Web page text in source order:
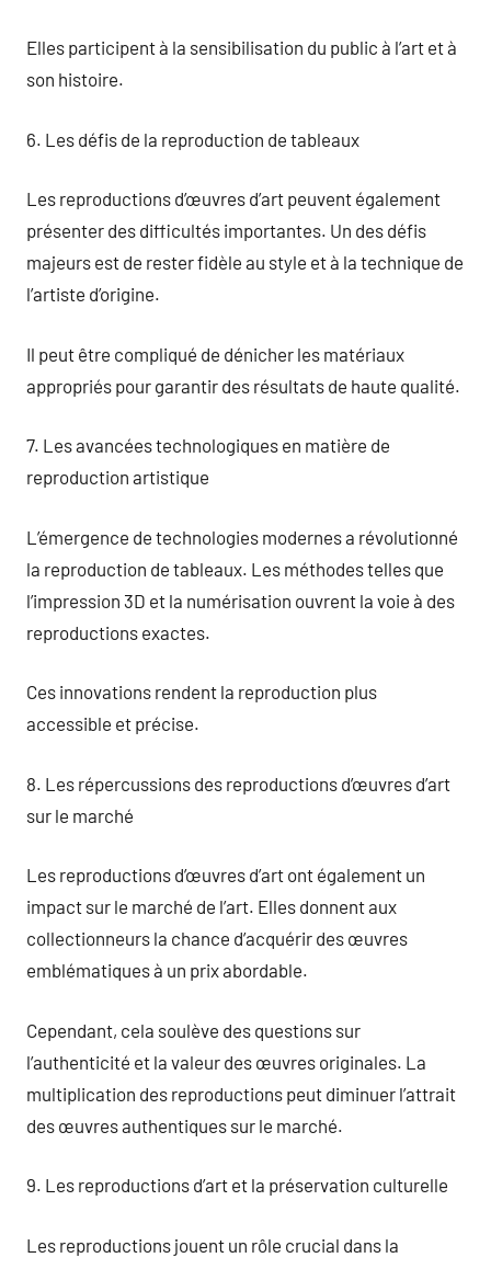
Elles participent à la sensibilisation du public à l’art et à
son histoire.
6. Les défis de la reproduction de tableaux
Les reproductions d’œuvres d’art peuvent également
présenter des difficultés importantes. Un des défis
majeurs est de rester fidèle au style et à la technique de
l’artiste d’origine.
Il peut être compliqué de dénicher les matériaux
appropriés pour garantir des résultats de haute qualité.
7. Les avancées technologiques en matière de
reproduction artistique
L’émergence de technologies modernes a révolutionné
la reproduction de tableaux. Les méthodes telles que
l’impression 3D et la numérisation ouvrent la voie à des
reproductions exactes.
Ces innovations rendent la reproduction plus
accessible et précise.
8. Les répercussions des reproductions d’œuvres d’art
sur le marché
Les reproductions d’œuvres d’art ont également un
impact sur le marché de l’art. Elles donnent aux
collectionneurs la chance d’acquérir des œuvres
emblématiques à un prix abordable.
Cependant, cela soulève des questions sur
l’authenticité et la valeur des œuvres originales. La
multiplication des reproductions peut diminuer l’attrait
des œuvres authentiques sur le marché.
9. Les reproductions d’art et la préservation culturelle
Les reproductions jouent un rôle crucial dans la